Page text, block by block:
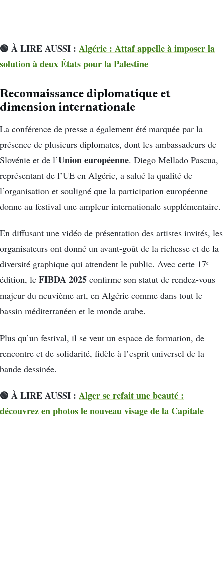
🟢 À LIRE AUSSI : Algérie : Attaf appelle à imposer la
solution à deux États pour la Palestine
Reconnaissance diplomatique et
dimension internationale
La conférence de presse a également été marquée par la
présence de plusieurs diplomates, dont les ambassadeurs de
Slovénie et de l’Union européenne. Diego Mellado Pascua,
représentant de l’UE en Algérie, a salué la qualité de
l’organisation et souligné que la participation européenne
donne au festival une ampleur internationale supplémentaire.
En diffusant une vidéo de présentation des artistes invités, les
organisateurs ont donné un avant-goût de la richesse et de la
diversité graphique qui attendent le public. Avec cette 17ᵉ
édition, le FIBDA 2025 confirme son statut de rendez-vous
majeur du neuvième art, en Algérie comme dans tout le
bassin méditerranéen et le monde arabe.
Plus qu’un festival, il se veut un espace de formation, de
rencontre et de solidarité, fidèle à l’esprit universel de la
bande dessinée.
🟢 À LIRE AUSSI : Alger se refait une beauté :
découvrez en photos le nouveau visage de la Capitale